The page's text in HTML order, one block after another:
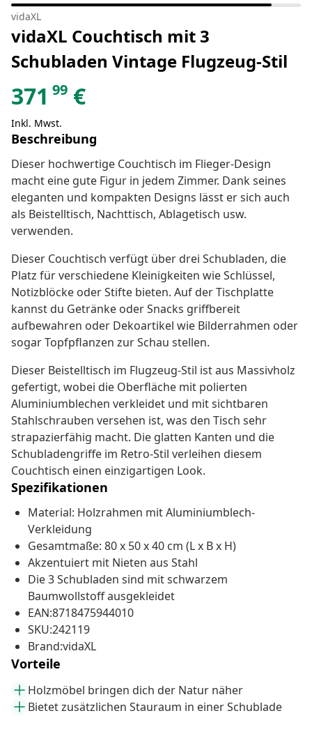
vidaXL
vidaXL Couchtisch mit 3
Schubladen Vintage Flugzeug-Stil
371 99 €
Inkl. Mwst.
Beschreibung
Dieser hochwertige Couchtisch im Flieger-Design
macht eine gute Figur in jedem Zimmer. Dank seines
eleganten und kompakten Designs lässt er sich auch
als Beistelltisch, Nachttisch, Ablagetisch usw.
verwenden.
Dieser Couchtisch verfügt über drei Schubladen, die
Platz für verschiedene Kleinigkeiten wie Schlüssel,
Notizblöcke oder Stifte bieten. Auf der Tischplatte
kannst du Getränke oder Snacks griffbereit
aufbewahren oder Dekoartikel wie Bilderrahmen oder
sogar Topfpflanzen zur Schau stellen.
Dieser Beistelltisch im Flugzeug-Stil ist aus Massivholz
gefertigt, wobei die Oberfläche mit polierten
Aluminiumblechen verkleidet und mit sichtbaren
Stahlschrauben versehen ist, was den Tisch sehr
strapazierfähig macht. Die glatten Kanten und die
Schubladengriffe im Retro-Stil verleihen diesem
Couchtisch einen einzigartigen Look.
Spezifikationen
Material: Holzrahmen mit Aluminiumblech-
Verkleidung
Gesamtmaße: 80 x 50 x 40 cm (L x B x H)
Akzentuiert mit Nieten aus Stahl
Die 3 Schubladen sind mit schwarzem
Baumwollstoff ausgekleidet
EAN:8718475944010
SKU:242119
Brand:vidaXL
Vorteile
Holzmöbel bringen dich der Natur näher
Bietet zusätzlichen Stauraum in einer Schublade